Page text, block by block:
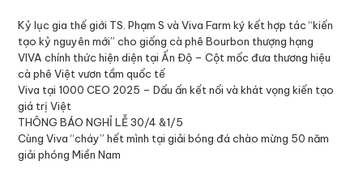
Kỷ lục gia thế giới TS. Phạm S và Viva Farm ký kết hợp tác “kiến
tạo kỷ nguyên mới” cho giống cà phê Bourbon thượng hạng
VIVA chính thức hiện diện tại Ấn Độ – Cột mốc đưa thương hiệu
cà phê Việt vươn tầm quốc tế
Viva tại 1000 CEO 2025 – Dấu ấn kết nối và khát vọng kiến tạo
giá trị Việt
THÔNG BÁO NGHỈ LỄ 30/4 &1/5
Cùng Viva “cháy” hết mình tại giải bóng đá chào mừng 50 năm
giải phóng Miền Nam